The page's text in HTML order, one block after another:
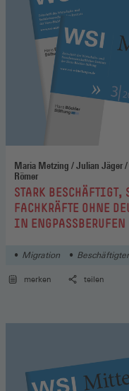
Maria Metzing / Julian Jäger / Jannes Jacobsen / Niklas Harder / Friederike
Römer
:STARK BESCHÄFTIGT,
FACHKRÄFTE OHNE
IN ENGPASSBERUFEN
Migration
merken teilen